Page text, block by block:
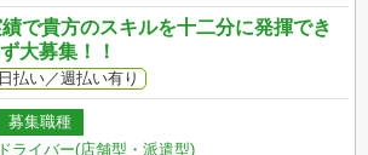
で貴方のスキルを十二分に発揮でき
大募集！！
日払い／週払い有り
募集職種
ドライバー(店舗型・派遣型)